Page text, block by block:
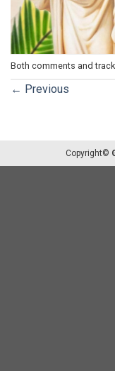
Both comments and
← Previous
Copyright©